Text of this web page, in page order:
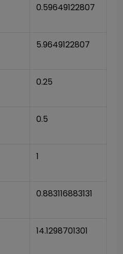
0.59649122807
5.9649122807
0.25
0.5
1
0.883116883131
14.1298701301